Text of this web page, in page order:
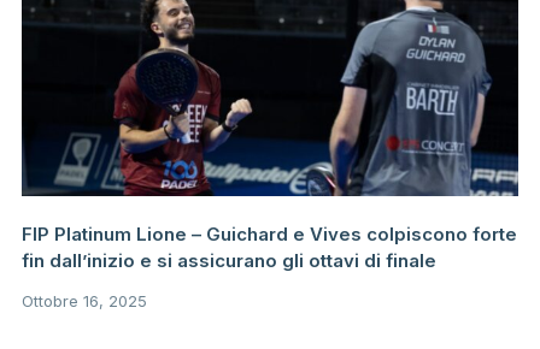
FIP Platinum Lione – Guichard e Vives colpiscono forte
fin dall’inizio e si assicurano gli ottavi di finale
Ottobre 16, 2025